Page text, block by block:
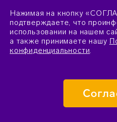
достижения школьников,
государственный
детях, проявивших
Мероприятие
Заключительный этап
олимпиады школьников
по химии
Нажимая на кнопку
подтверждаете, что
использовании на нашем
а также принимаете нашу
конфиденциальности.